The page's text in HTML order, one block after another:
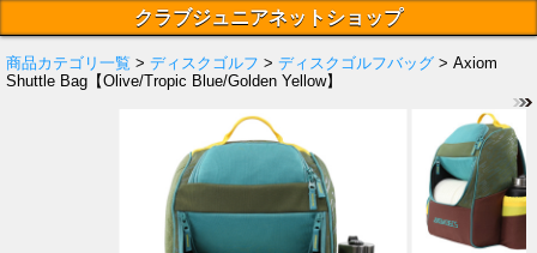
クラブジュニアネットショップ
商品カテゴリ一覧 > ディスクゴルフ > ディスクゴルフバッグ > Axiom
Shuttle Bag【Olive/Tropic Blue/Golden Yellow】